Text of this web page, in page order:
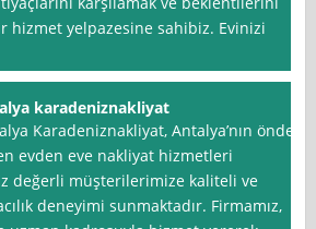
hizmet yelpazesine sahibiz. Evinizi
karadeniznakliyat
Karadeniznakliyat, Antalya’nın önde
evden eve nakliyat hizmetleri
değerli müşterilerimize kaliteli ve
deneyimi sunmaktadır. Firmamız,